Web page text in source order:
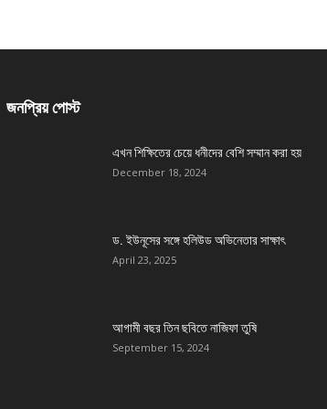
জনপ্রিয় পোস্ট
এখন শিক্ষিতের চেয়ে ধনীদের বেশি সম্মান করা হয়
December 18, 2024
ড. ইউনূসের সঙ্গে হলিউড অভিনেতার সাক্ষাৎ
April 23, 2025
আগামী বছর তিন ছবিতে নাজিফা তুষি
September 15, 2024